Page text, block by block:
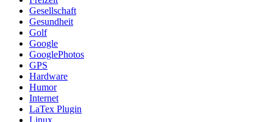
Gesellschaft
Gesundheit
Golf
Google
GooglePhotos
GPS
Hardware
Humor
Internet
LaTex Plugin
Linux